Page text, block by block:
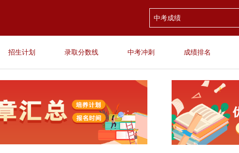
招生计划 录取分数线 中考冲刺 成绩排名